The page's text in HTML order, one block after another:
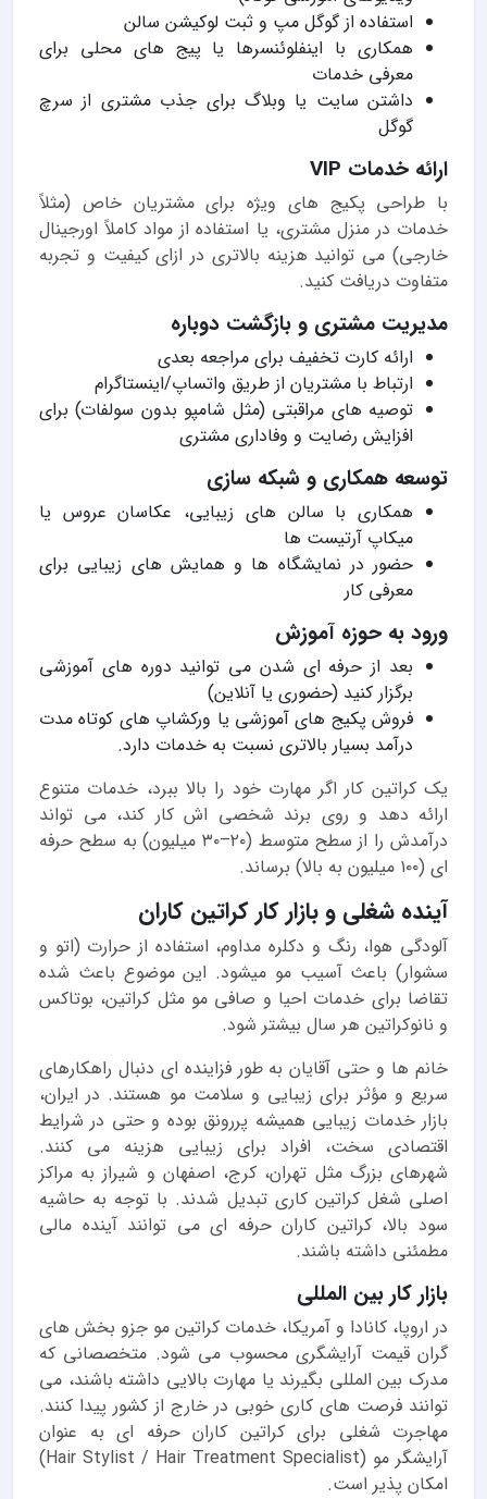
استفاده از گوگل مپ و ثبت لوکیشن سالن
همکاری با اینفلوئنسرها یا پیج های محلی برای
معرفی خدمات
داشتن سایت یا وبلاگ برای جذب مشتری از سرچ
گوگل
ارائه خدمات VIP
با طراحی پکیج های ویژه برای مشتریان خاص (مثلاً
خدمات در منزل مشتری، یا استفاده از مواد کاملاً اورجینال
خارجی) می توانید هزینه بالاتری در ازای کیفیت و تجربه
متفاوت دریافت کنید.
مدیریت مشتری و بازگشت دوباره
ارائه کارت تخفیف برای مراجعه بعدی
ارتباط با مشتریان از طریق واتساپ/اینستاگرام
توصیه های مراقبتی (مثل شامپو بدون سولفات) برای
افزایش رضایت و وفاداری مشتری
توسعه همکاری و شبکه سازی
همکاری با سالن های زیبایی، عکاسان عروس یا
میکاپ آرتیست ها
حضور در نمایشگاه ها و همایش های زیبایی برای
معرفی کار
ورود به حوزه آموزش
بعد از حرفه ای شدن می توانید دوره های آموزشی
برگزار کنید (حضوری یا آنلاین)
فروش پکیج های آموزشی یا ورکشاپ های کوتاه مدت
درآمد بسیار بالاتری نسبت به خدمات دارد.
یک کراتین کار اگر مهارت خود را بالا ببرد، خدمات متنوع
ارائه دهد و روی برند شخصی اش کار کند، می تواند
درآمدش را از سطح متوسط (۲۰–۳۰ میلیون) به سطح حرفه
ای (۱۰۰ میلیون به بالا) برساند.
آینده شغلی و بازار کار کراتین کاران
آلودگی هوا، رنگ و دکلره مداوم، استفاده از حرارت (اتو و
سشوار) باعث آسیب مو میشود. این موضوع باعث شده
تقاضا برای خدمات احیا و صافی مو مثل کراتین، بوتاکس
و نانوکراتین هر سال بیشتر شود.
خانم ها و حتی آقایان به طور فزاینده ای دنبال راهکارهای
سریع و مؤثر برای زیبایی و سلامت مو هستند. در ایران،
بازار خدمات زیبایی همیشه پررونق بوده و حتی در شرایط
اقتصادی سخت، افراد برای زیبایی هزینه می کنند.
شهرهای بزرگ مثل تهران، کرج، اصفهان و شیراز به مراکز
اصلی شغل کراتین کاری تبدیل شدند. با توجه به حاشیه
سود بالا، کراتین کاران حرفه ای می توانند آینده مالی
مطمئنی داشته باشند.
بازار کار بین المللی
در اروپا، کانادا و آمریکا، خدمات کراتین مو جزو بخش های
گران قیمت آرایشگری محسوب می شود. متخصصانی که
مدرک بین المللی بگیرند یا مهارت بالایی داشته باشند، می
توانند فرصت های کاری خوبی در خارج از کشور پیدا کنند.
مهاجرت شغلی برای کراتین کاران حرفه ای به عنوان
آرایشگر مو (Hair Stylist / Hair Treatment Specialist)
امکان پذیر است.